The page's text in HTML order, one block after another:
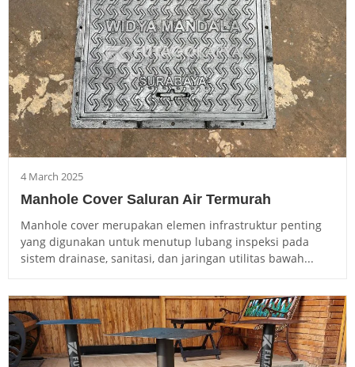
4 March 2025
Manhole Cover Saluran Air Termurah
Manhole cover merupakan elemen infrastruktur penting
yang digunakan untuk menutup lubang inspeksi pada
sistem drainase, sanitasi, dan jaringan utilitas bawah...